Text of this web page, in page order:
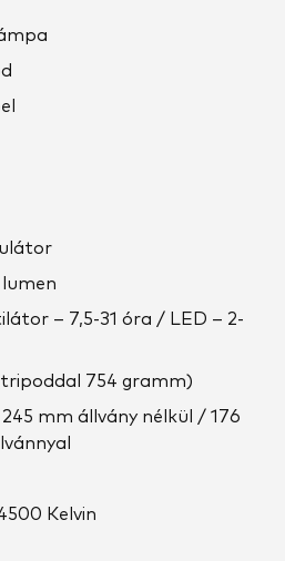
– 7,5-31 óra / LED – 2-
754 gramm)
245 mm állvány nélkül / 176
Kelvin